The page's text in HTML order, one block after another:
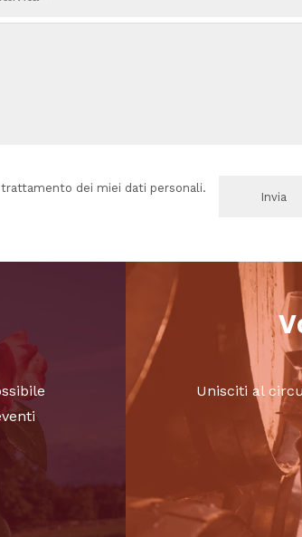
dei miei dati personali.
Unisciti al